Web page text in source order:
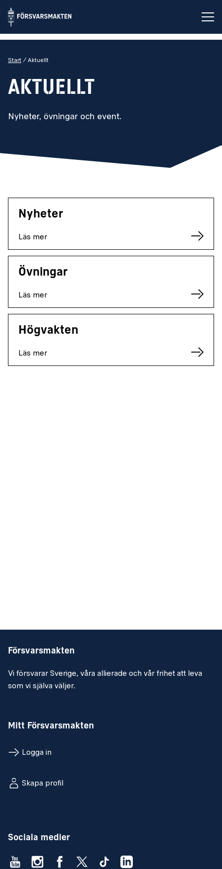
Start Aktuellt
Aktuellt
Nyheter, övningar och event.
Nyheter
Läs mer
Övningar
Läs mer
Högvakten
Läs mer
Försvarsmakten
Vi försvarar Sverige, våra allierade och vår frihet att leva
som vi själva väljer.
Mitt Försvarsmakten
Logga in
Skapa profil
Sociala medier